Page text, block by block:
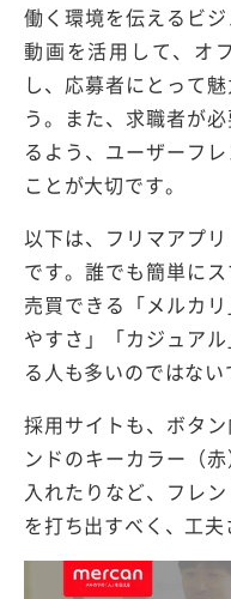
働く環境を伝えるビ
動画を活用して、オ
し、応募者にとって
う。また、求職者が
るよう、ユーザーフ
ことが大切です。
以下は、フリマアプ
です。誰でも簡単に
売買できる「メルカ
やすさ」「カジュア
る人も多いのではない
採用サイトも、ボタ
ンドのキーカラー（
入れたりなど、フレ
を打ち出すべく、工夫